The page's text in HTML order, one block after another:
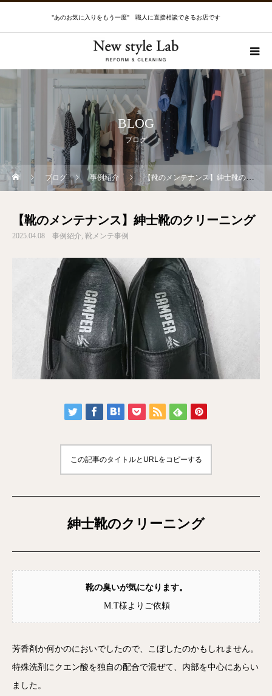
"あのお気に入りをもう一度" 職人に直接相談できるお店です
BLOG
ブログ
ブログ 事例紹介 【靴のメンテナンス】紳士靴のクリーニング
【靴のメンテナンス】紳士靴のクリーニング
2025.04.08 事例紹介 靴メンテ事例
この記事のタイトルとURLをコピーする
紳士靴のクリーニング
靴の臭いが気になります。
M.T様よりご依頼
芳香剤か何かのにおいでしたので、こぼしたのかもしれません。
特殊洗剤にクエン酸を独自の配合で混ぜて、内部を中心にあらい
ました。